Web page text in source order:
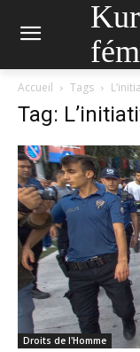
Accueil Tags
Tag:
Droits de l'Homme